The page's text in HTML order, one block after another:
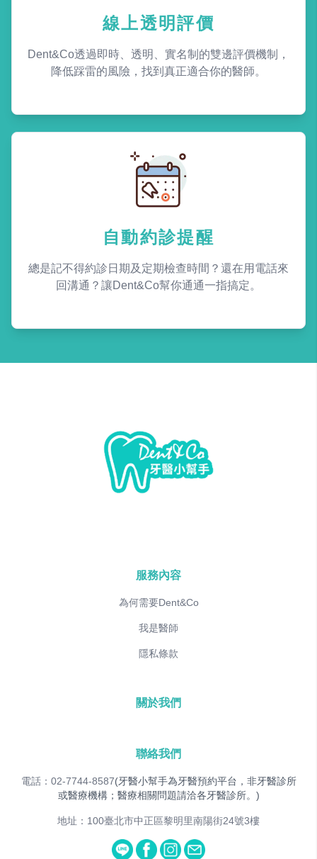
線上透明評價
Dent&Co透過即時、透明、實名制的雙邊評價機制，
降低踩雷的風險，找到真正適合你的醫師。
自動約診提醒
總是記不得約診日期及定期檢查時間？還在用電話來
回溝通？讓Dent&Co幫你通通一指搞定。
服務內容
為何需要Dent&Co
我是醫師
隱私條款
關於我們
聯絡我們
電話：02-7744-8587(牙醫小幫手為牙醫預約平台，非牙醫診所
或醫療機構；醫療相關問題請洽各牙醫診所。)
地址：100臺北市中正區黎明里南陽街24號3樓